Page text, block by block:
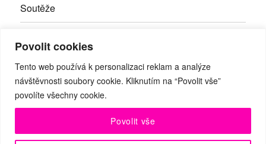
Povolit cookies
Tento web používá k personalizaci reklam a analýze
návštěvnosti soubory cookie. Kliknutím na “Povolit vše”
povolíte všechny cookie.
Povolit vše
Soutěže
Kontakty
Facebook
RSS Youtube
© Taneční magazín, z.s. | Branická 69/66, Braník, 147 00 Praha